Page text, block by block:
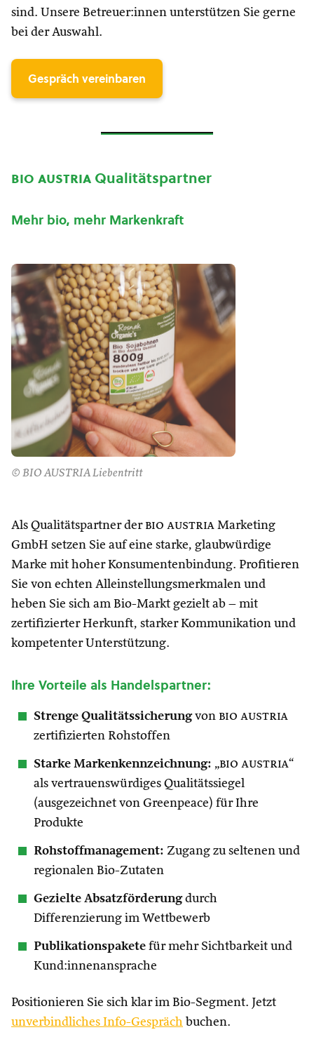
sind. Unsere Betreuer:innen unterstützen Sie gerne
bei der Auswahl.
Gespräch vereinbaren
bio austria Qualitätspartner
Mehr bio, mehr Markenkraft
© BIO AUSTRIA Liebentritt
Als Qualitätspartner der bio austria Marketing
GmbH setzen Sie auf eine starke, glaubwürdige
Marke mit hoher Konsumentenbindung. Profitieren
Sie von echten Alleinstellungsmerkmalen und
heben Sie sich am Bio-Markt gezielt ab – mit
zertifizierter Herkunft, starker Kommunikation und
kompetenter Unterstützung.
Ihre Vorteile als Handelspartner:
Strenge Qualitätssicherungvon bio austria
zertifizierten Rohstoffen
Starke Markenkennzeichnung: „bio austria“
als vertrauenswürdiges Qualitätssiegel
(ausgezeichnet von Greenpeace) für Ihre
Produkte
Rohstoffmanagement: Zugang zu seltenen und
regionalen Bio-Zutaten
Gezielte Absatzförderungdurch
Differenzierung im Wettbewerb
Publikationspakete für mehr Sichtbarkeit und
Kund:innenansprache
Positionieren Sie sich klar im Bio-Segment. Jetzt
unverbindliches Info-Gespräch buchen.